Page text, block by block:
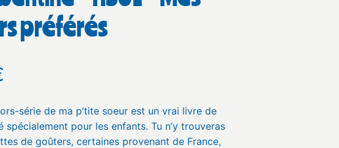
préférés
série de ma p’tite soeur est un vrai livre de
spécialement pour les enfants. Tu n’y trouveras
de goûters, certaines provenant de France,